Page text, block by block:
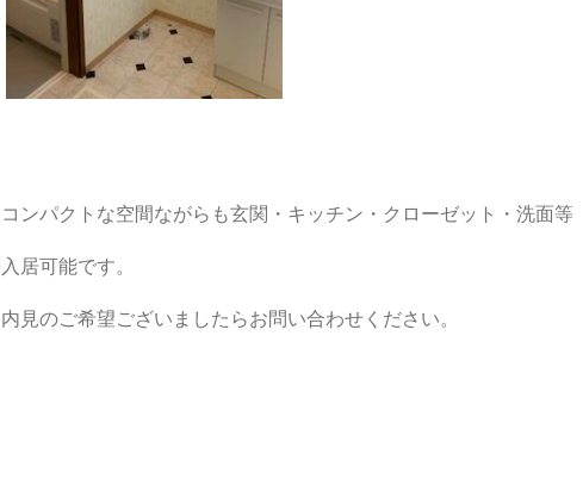
コンパクトな空間ながらも玄関・キッチン・クローゼット・洗面
入居可能です。
内見のご希望ございましたらお問い合わせください。